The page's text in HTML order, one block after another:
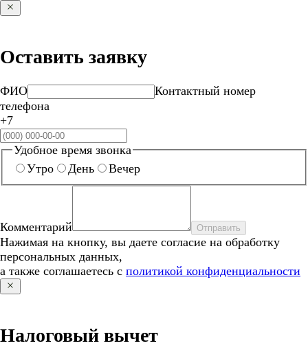
Оставить заявку
ФИО
Контактный номер
телефона
+7
Удобное время звонка
Утро
День Вечер
Комментарий Отправить
Нажимая на кнопку, вы даете согласие на обработку
персональных данных,
а также соглашаетесь с политикой конфиденциальности
Налоговый вычет